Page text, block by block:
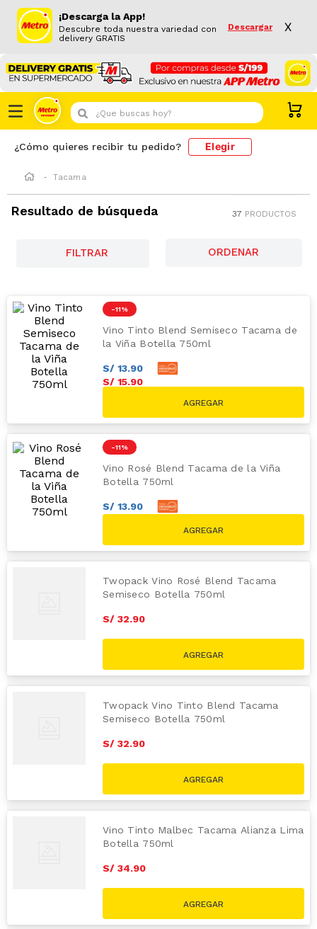
¡Descarga la App!
Descubre toda nuestra variedad con
delivery GRATIS
Descargar X
¿Que buscas hoy?
¿Cómo quieres recibir tu pedido? Elegir
Tacama
Resultado de búsqueda 37 PRODUCTOS
FILTRAR
-11 %
Vino Tinto Blend Semiseco Tacama de
la Viña Botella 750ml
S/ 13.90
S/ 15.90
-11 %
Vino Rosé Blend Tacama de la Viña
Botella 750ml
S/ 13.90
S/
Twopack Vino Rosé Blend Tacama
Semiseco Botella 750ml
S/ 32.90
Twopack Vino Tinto Blend Tacama
Semiseco Botella 750ml
S/ 32.90
Vino Tinto Malbec Tacama Alianza Lima
Botella 750ml
S/ 34.90